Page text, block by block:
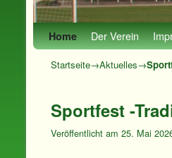
Home Der Verein
Startseite→Aktuelles→
Sportfest -
Veröffentlicht am 25. Mai